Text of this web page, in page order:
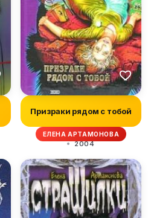
Призраки рядом с тобой
ЕЛЕНА АРТАМОНОВА
2004